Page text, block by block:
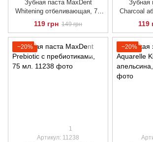
Зубная паста MaxDent
Whitening отбеливающая, 75
мл.
119 грн 149 грн
Зубная
Charcoal
119
−20%
1
Артикул: 11238
−20%